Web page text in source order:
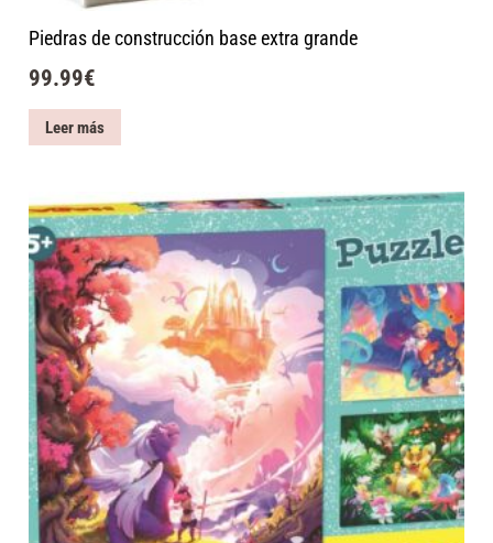
Piedras de construcción base extra grande
99.99€
Leer más